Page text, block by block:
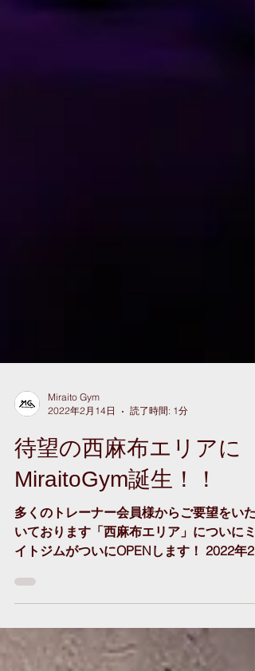
2022年2月14日
読了時間: 1分
待望の西麻布エリアに
MiraitoGym誕生！！
多くのトレーナー会員様からご要望をいた
いております「西麻布エリア」についにミ
イトジムがついにOPENします！ 2022年2
尾」から徒歩圏内 スタイリッシュな一戸建
ての店舗になります。...